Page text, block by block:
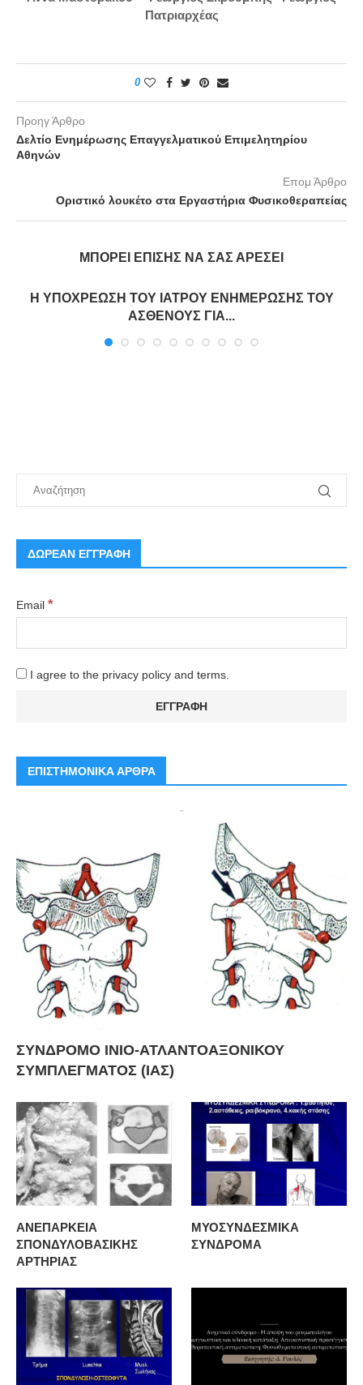
Πατριαρχέας
0
Προηγ Άρθρο
Δελτίο Ενημέρωσης Επαγγελματικού Επιμελητηρίου
Αθηνών
Επομ Άρθρο
Οριστικό λουκέτο στα Εργαστήρια Φυσικοθεραπείας
ΜΠΟΡΕΊ ΕΠΊΣΗΣ ΝΑ ΣΑΣ ΑΡΈΣΕΙ
Η ΥΠΟΧΡΕΩΣΗ ΤΟΥ ΙΑΤΡΟΥ ΕΝΗΜΕΡΩΣΗΣ ΤΟΥ
ΑΣΘΕΝΟΥΣ ΓΙΑ...
ΔΩΡΕΑΝ ΕΓΓΡΑΦΗ
Email *
I agree to the privacy policy and terms.
ΕΠΙΣΤΗΜΟΝΙΚΑ ΑΡΘΡΑ
ΣΥΝΔΡΟΜΟ ΙΝΙΟ-ΑΤΛΑΝΤΟΑΞΟΝΙΚΟΥ
ΣΥΜΠΛΕΓΜΑΤΟΣ (ΙΑΣ)
ΑΝΕΠΑΡΚΕΙΑ
ΣΠΟΝΔΥΛΟΒΑΣΙΚΗΣ
ΑΡΤΗΡΙΑΣ
ΜΥΟΣΥΝΔΕΣΜΙΚΑ
ΣΥΝΔΡΟΜΑ